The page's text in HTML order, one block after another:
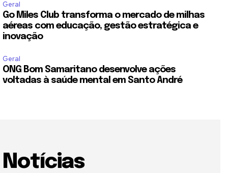
Geral
Go Miles Club transforma o mercado de milhas
aéreas com educação, gestão estratégica e
inovação
Geral
ONG Bom Samaritano desenvolve ações
voltadas à saúde mental em Santo André
Notícias